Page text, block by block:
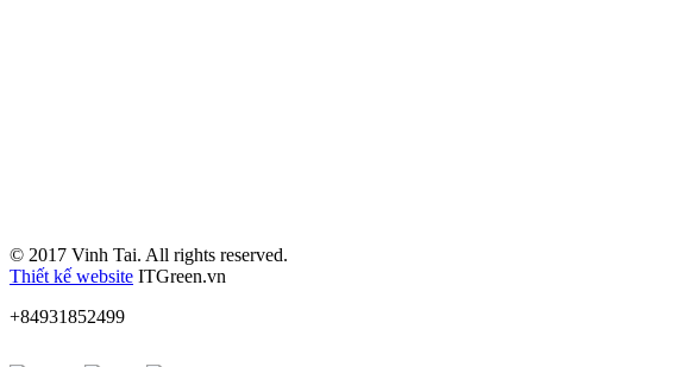
© 2017 Vinh Tai. All rights reserved.
Thiết kế website ITGreen.vn
+84931852499